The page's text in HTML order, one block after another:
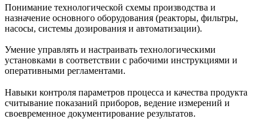
Понимание технологической схемы производства и
назначение основного оборудования (реакторы, фильтры,
насосы, системы дозирования и автоматизации).
Умение управлять и настраивать технологическими
установками в соответствии с рабочими инструкциями и
оперативными регламентами.
Навыки контроля параметров процесса и качества продукта
считывание показаний приборов, ведение измерений и
своевременное документирование результатов.